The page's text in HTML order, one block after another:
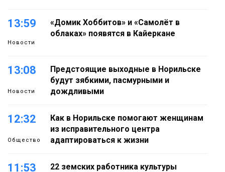
13:59
Новости
«Домик Хоббитов» и «Самолёт в
облаках» появятся в Кайеркане
13:08
Новости
Предстоящие выходные в Норильске
будут зябкими, пасмурными и
дождливыми
12:32
Общество
Как в Норильске помогают женщинам
из исправительного центра
адаптироваться к жизни
11:53
22 земских работника культуры